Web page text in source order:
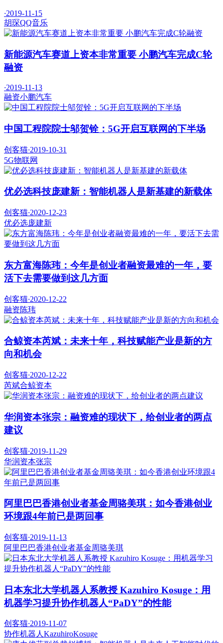
·2019-11-15
胡琛QQ音乐
新能源汽车赛道上资本非常重要 小鹏汽车完成C轮
融资
·2019-11-13
融资小鹏汽车
中国工程院院士邬贺铨：5G开启互联网的下半场
创客猫·2019-10-31
5G物联网
优必选科技庞建新：智能机器人是新基建的新载体
创客猫·2020-12-23
优必选庞建新
东方富海陈玮：今年是创业者融资最难的一年，要
活下去需要做到这几方面
创客猫·2020-12-22
融资陈玮
合鲸资本芮斌：未来十年，科技赋能产业是新的方
向和机会
创客猫·2020-12-22
芮斌合鲸资本
华润资本张宗：融资难的现状下，给创业者的两点
建议
创客猫·2019-11-29
华润资本张宗
阿里巴巴香港创业者基金周骆美琪：如今香港创业
环境跟4年前已是两回事
创客猫·2019-11-13
阿里巴巴香港创业者基金周骆美琪
日本东北大学机器人系教授 Kazuhiro Kosuge：用
机器学习提升协作机器人“PaDY”的性能
创客猫·2019-11-07
协作机器人 KazuhiroKosuge